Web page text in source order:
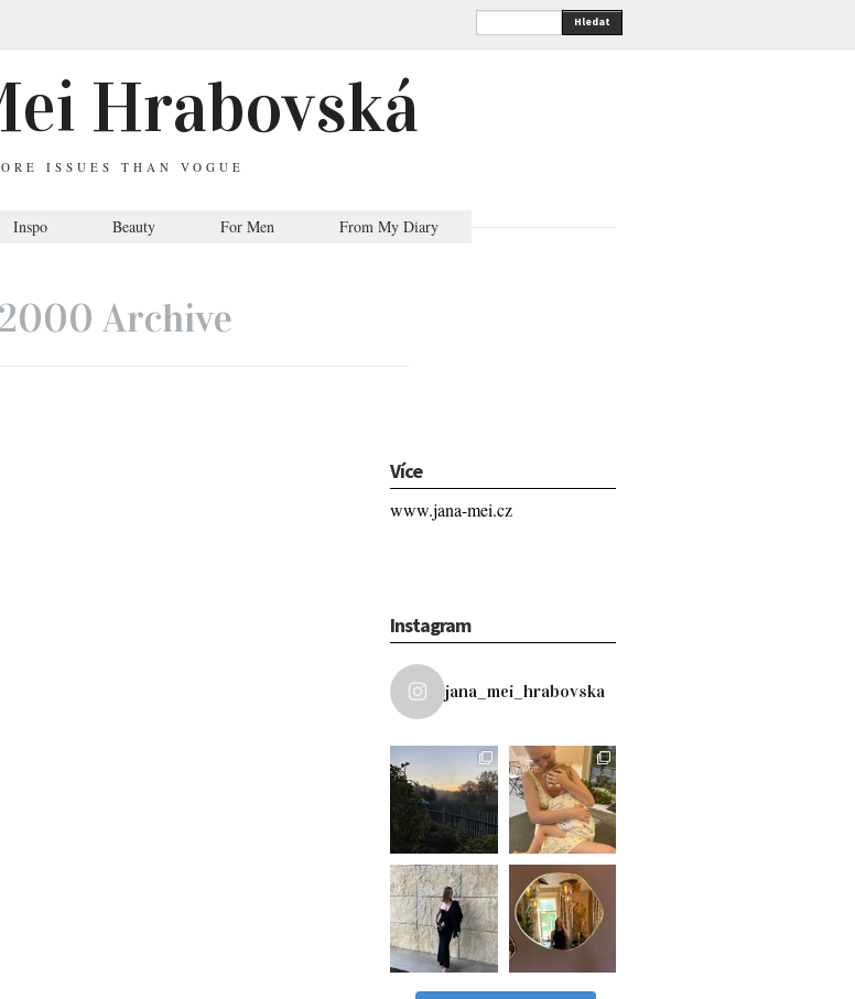
Hledat
Hrabovská
ISSUES THAN VOGUE
Inspo Beauty For Men From My Diary
2000 Archive
Více
www.jana-mei.cz
Instagram
jana_mei_hrabovska